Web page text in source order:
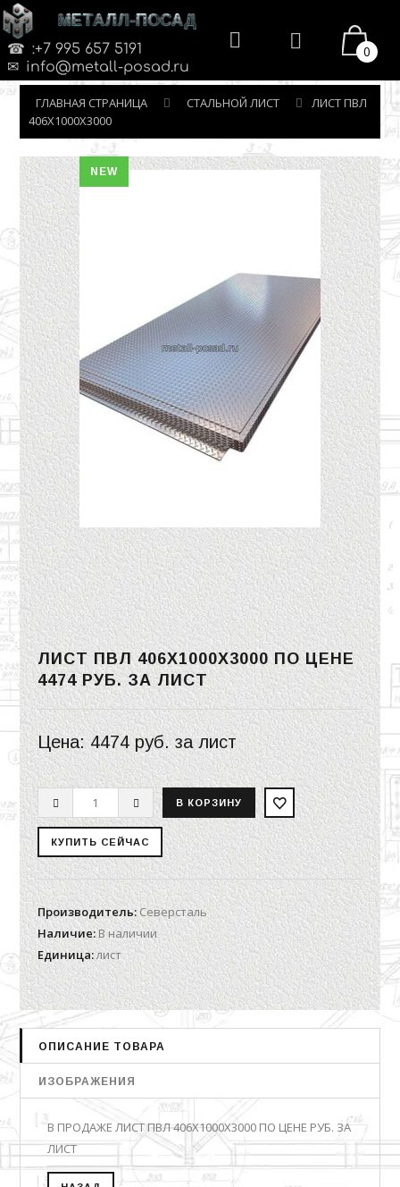
МЕТАЛЛ-ПОСАД
:+7 995 657 5191
info@metall-posad.ru
0
ГЛАВНАЯ СТРАНИЦА СТАЛЬНОЙ ЛИСТ
ЛИСТ ПВЛ
406Х1000Х3000
NEW
ЛИСТ ПВЛ 406Х1000Х3000 ПО ЦЕНЕ
4474 РУБ.ЗА ЛИСТ
Цена:4474 руб.за лист
Производитель:Северсталь
Наличие:В наличии
Единица:лист
ОПИСАНИЕ ТОВАРА
ИЗОБРАЖЕНИЯ
В ПРОДАЖЕ ЛИСТ ПВЛ 406Х1000Х3000 ПО ЦЕНЕ РУБ. ЗА
ЛИСТ